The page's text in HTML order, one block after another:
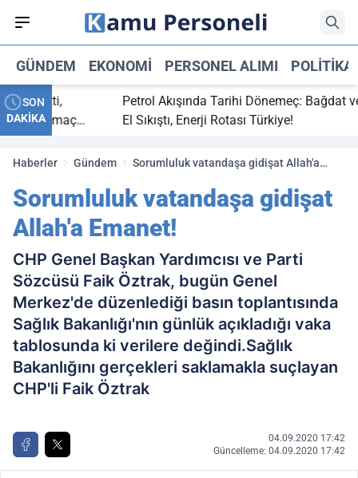
GÜNDEM EKONOMI PERSONEL ALIMI POLITIKA
SON
DAKİKA
bitti,
maç
Petrol Akışında Tarihi Dönemeç: Bağdat ve
El Sıkıştı, Enerji Rotası Türkiye!
Haberler Gündem
Sorumluluk vatandaşa gidişat Allah'a
Sorumluluk vatandaşa gidişat
Allah'a Emanet!
CHP Genel Başkan Yardımcısı ve Parti
Sözcüsü Faik Öztrak, bugün Genel
Merkez'de düzenlediği basın toplantısında
Sağlık Bakanlığı'nın günlük açıkladığı vaka
tablosunda ki verilere değindi.Sağlık
Bakanlığını gerçekleri saklamakla suçlayan
CHP'li Faik Öztrak
04.09.2020 17:42
Güncelleme: 04.09.2020 17:42